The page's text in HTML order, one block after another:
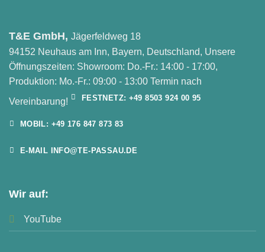
T&E GmbH, Jägerfeldweg 18
94152 Neuhaus am Inn, Bayern, Deutschland, Unsere
Öffnungszeiten: Showroom: Do.-Fr.: 14:00 - 17:00,
Produktion: Mo.-Fr.: 09:00 - 13:00 Termin nach
Vereinbarung!
FESTNETZ: +49 8503 924 00 95
MOBIL: +49 176 847 873 83
E-MAIL INFO@TE-PASSAU.DE
Wir auf:
YouTube